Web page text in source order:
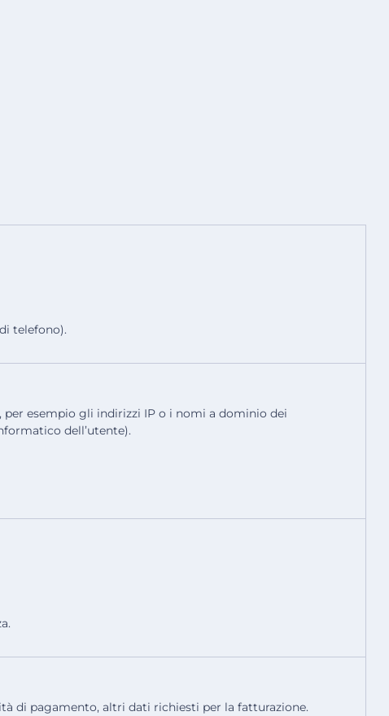
telefono).
esempio gli indirizzi IP o i nomi a dominio dei
dell’utente).
di pagamento, altri dati richiesti per la fatturazione.